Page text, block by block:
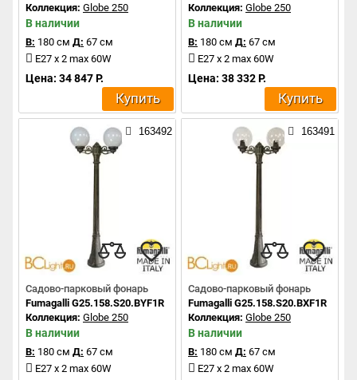
Коллекция: Globe 250
В наличии
В: 180 см Д: 67 см
E27 x 2 max 60W
Цена: 34 847 Р.
Купить
Коллекция: Globe 250
В наличии
В: 180 см Д: 67 см
E27 x 2 max 60W
Цена: 38 332 Р.
Купить
163492
Садово-парковый фонарь
Fumagalli G25.158.S20.BYF1R
Коллекция: Globe 250
В наличии
В: 180 см Д: 67 см
E27 x 2 max 60W
163491
Садово-парковый фонарь
Fumagalli G25.158.S20.BXF1R
Коллекция: Globe 250
В наличии
В: 180 см Д: 67 см
E27 x 2 max 60W